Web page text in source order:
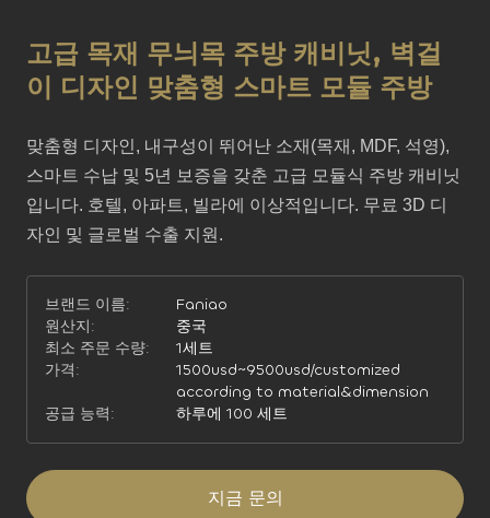
고급 목재 무늬목 주방 캐비닛, 벽걸
이 디자인 맞춤형 스마트 모듈 주방
맞춤형 디자인, 내구성이 뛰어난 소재(목재, MDF, 석영),
스마트 수납 및 5년 보증을 갖춘 고급 모듈식 주방 캐비닛
입니다. 호텔, 아파트, 빌라에 이상적입니다. 무료 3D 디
자인 및 글로벌 수출 지원.
브랜드 이름:
Faniao
원산지:
중국
최소 주문 수량:
1세트
가격:
1500usd~9500usd/customized
according to material&dimension
공급 능력:
하루에 100 세트
지금 문의